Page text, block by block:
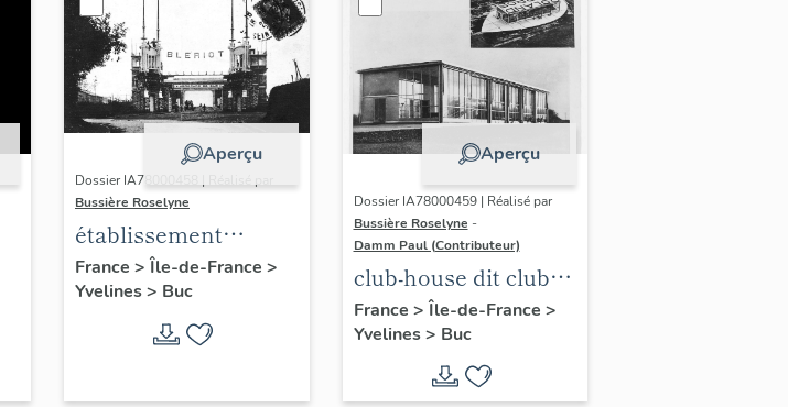
Aperçu
Dossier IA78000458 | Réalisé par
Bussière Roselyne
établissement
aéronautique dit
aéroparc Louis-
France > Île-de-France >
Yvelines> Buc
Aperçu
Dossier IA78000459 | Réalisé par
Bussière Roselyne -
Damm Paul (Contributeur)
club-house dit club
Roland Garros
France > Île-de-France >
Yvelines> Buc